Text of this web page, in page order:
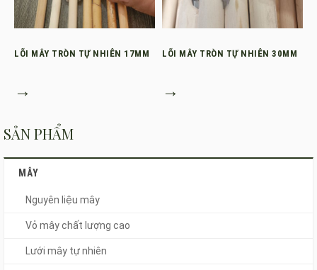
LÕI MÂY TRÒN TỰ NHIÊN 17MM
→
LÕI MÂY TRÒN TỰ NHIÊN 30MM
→
SẢN PHẨM
MÂY
Nguyên liệu mây
Vỏ mây chất lượng cao
Lưới mây tự nhiên